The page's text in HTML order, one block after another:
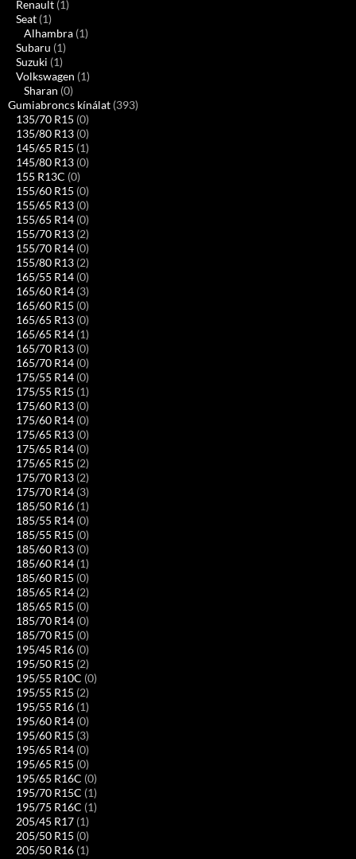
Renault (1)
Seat (1)
Alhambra (1)
Subaru (1)
Suzuki (1)
Volkswagen (1)
Sharan (0)
Gumiabroncs kínálat (393)
135/70 R15 (0)
135/80 R13 (0)
145/65 R15 (1)
145/80 R13 (0)
155 R13C (0)
155/60 R15 (0)
155/65 R13 (0)
155/65 R14 (0)
155/70 R13 (2)
155/70 R14 (0)
155/80 R13 (2)
165/55 R14 (0)
165/60 R14 (3)
165/60 R15 (0)
165/65 R13 (0)
165/65 R14 (1)
165/70 R13 (0)
165/70 R14 (0)
175/55 R14 (0)
175/55 R15 (1)
175/60 R13 (0)
175/60 R14 (0)
175/65 R13 (0)
175/65 R14 (0)
175/65 R15 (2)
175/70 R13 (2)
175/70 R14 (3)
185/50 R16 (1)
185/55 R14 (0)
185/55 R15 (0)
185/60 R13 (0)
185/60 R14 (1)
185/60 R15 (0)
185/65 R14 (2)
185/65 R15 (0)
185/70 R14 (0)
185/70 R15 (0)
195/45 R16 (0)
195/50 R15 (2)
195/55 R10C (0)
195/55 R15 (2)
195/55 R16 (1)
195/60 R14 (0)
195/60 R15 (3)
195/65 R14 (0)
195/65 R15 (0)
195/65 R16C (0)
195/70 R15C (1)
195/75 R16C (1)
205/45 R17 (1)
205/50 R15 (0)
205/50 R16 (1)